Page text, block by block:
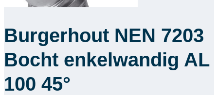
Burgerhout NEN 7203
Bocht enkelwandig AL
100 45°